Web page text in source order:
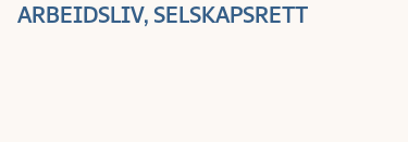
ARBEIDSLIV, SELSKAPSRETT